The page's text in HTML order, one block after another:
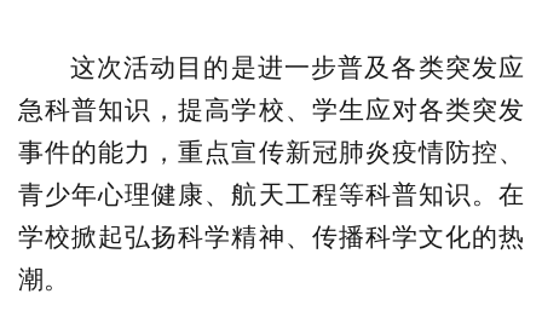
这次活动目的是进一步普及各类突发应
急科普知识，提高学校、 学生应对各类突发
事件的能力，重点宣传新冠肺炎疫情防控、
青少年心理健康、航天工程等科普知识。在
学校掀起弘扬科学精神、传播科学文化的热
潮。